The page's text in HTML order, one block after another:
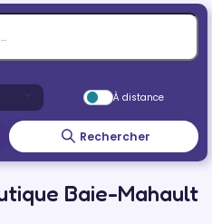
À distance
Rechercher
Baie-Mahault